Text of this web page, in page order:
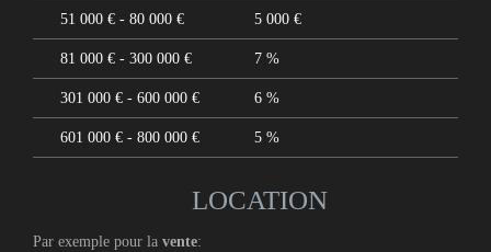
51 000 € - 80 000 € 5 000 €
81 000 € - 300 000 € 7 %
301 000 € - 600 000 € 6 %
601 000 € - 800 000 € 5 %
LOCATION
Par exemple pour la vente: